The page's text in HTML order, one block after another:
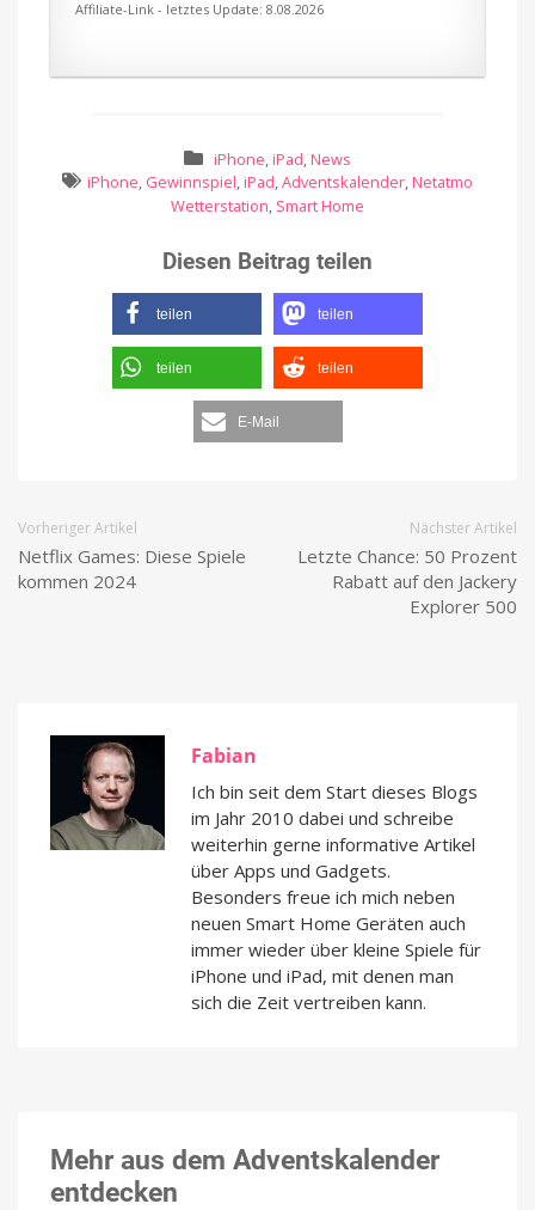
Affiliate-Link - letztes Update: 8.08.2026
iPhone, iPad, News
iPhone, Gewinnspiel, iPad,Adventskalender, Netatmo
Wetterstation, Smart Home
Diesen Beitrag teilen
teilen teilen
teilen teilen
E-Mail
Vorheriger Artikel
Netflix Games: Diese Spiele
kommen 2024
Nächster Artikel
Letzte Chance: 50 Prozent
Rabatt auf den Jackery
Explorer 500
Fabian
Ich bin seit dem Start dieses Blogs
im Jahr 2010 dabei und schreibe
weiterhin gerne informative Artikel
über Apps und Gadgets.
Besonders freue ich mich neben
neuen Smart Home Geräten auch
immer wieder über kleine Spiele für
iPhone und iPad, mit denen man
sich die Zeit vertreiben kann.
Mehr aus dem Adventskalender
entdecken